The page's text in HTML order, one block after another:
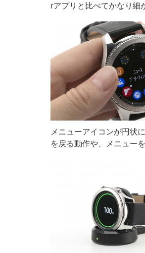
rアプリと比べてかなり細
メニューアイコンが円状
を戻る動作や、メニュー